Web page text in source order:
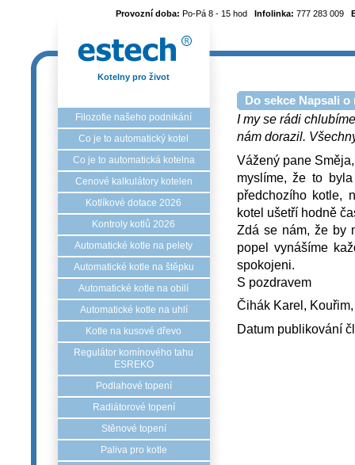
Provozní doba: Po-Pá 8 - 15 hod Infolinka: 777 283 009
Kotelny pro život
Filozofie našeho podnikání
Co je to automatický kotel
Co je to automatická kotelna
Cenové kalkulátory kotelen
Kotlíkové dotace 2026
Kontroly kotlů 2026
Automatické kotle na pelety
Automatické kotle na štěpku
Automatické kotle na obilí
Automatické kotle na uhlí
Kotle na kusové dřevo
Regulátor komínového tahu
ESREKO
Podlahové topení
Radiátorové topení
Stěnové topení
Paliva pro kotle
Do sekce Napsali
I my se rádi
nám dorazil.
Vážený pane Směja,
myslíme, že to
předchozího kotle,
kotel ušetří hodně
Zdá se nám, že by
popel vynášíme
spokojeni.
S pozdravem
Čihák Karel,
Datum publikování